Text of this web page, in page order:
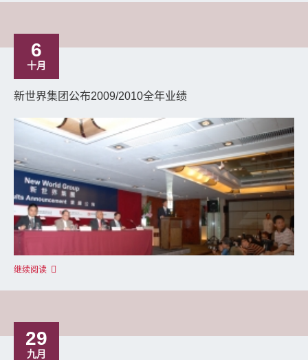
6
十月
新世界集团公布2009/2010全年业绩
继续阅读
29
九月